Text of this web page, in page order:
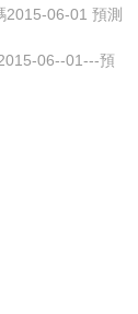
2015-06-01 預測
06--01---預